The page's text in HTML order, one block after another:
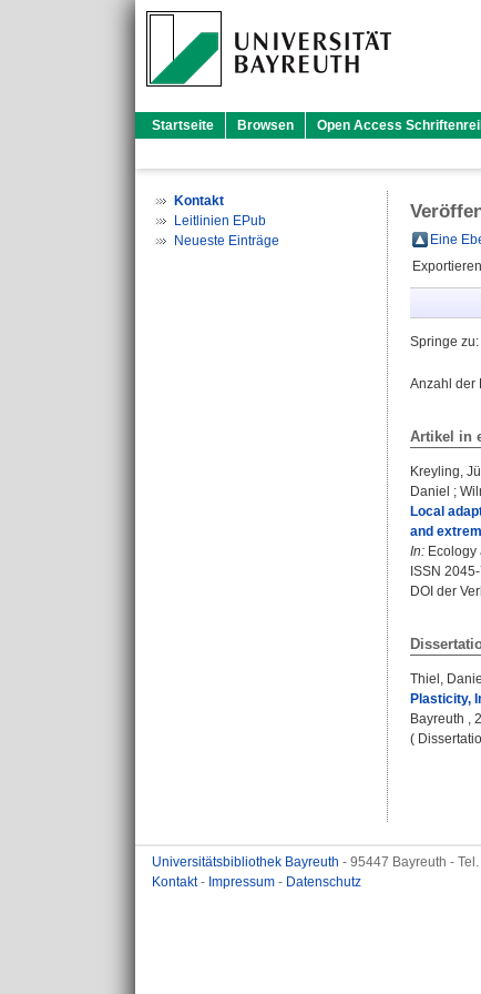
Startseite Browsen Open Access
Kontakt
Leitlinien EPub
Neueste Einträge
Eine
Springe zu:
Anzahl der
Artikel in
Kreyling,
Daniel ;
Local
and
In: Ecology
ISSN
DOI der
Thiel, Daniel
Plasticity,
Bayreuth ,
(
Universitätsbibliothek Bayreuth - 95447 Bayreuth -
Kontakt- Impressum - Datenschutz